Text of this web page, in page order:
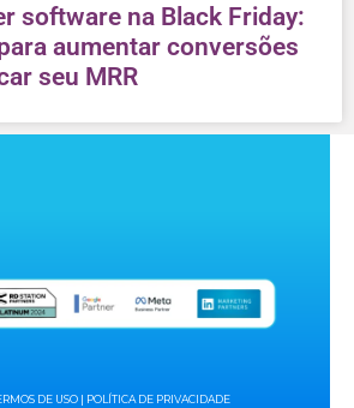
software na Black Friday:
aumentar conversões
seu MRR
DE USO | POLÍTICA DE PRIVACIDADE